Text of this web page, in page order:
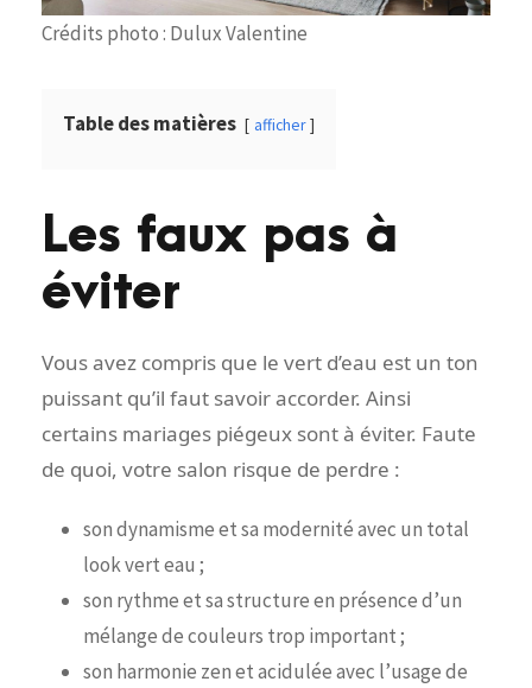
Crédits photo : Dulux Valentine
Table des matières afficher
Les faux pas à
éviter
Vous avez compris que le vert d’eau est un ton
puissant qu’il faut savoir accorder. Ainsi
certains mariages piégeux sont à éviter. Faute
de quoi, votre salon risque de perdre :
son dynamisme et sa modernité avec un total
look vert eau ;
son rythme et sa structure en présence d’un
mélange de couleurs trop important ;
son harmonie zen et acidulée avec l’usage de